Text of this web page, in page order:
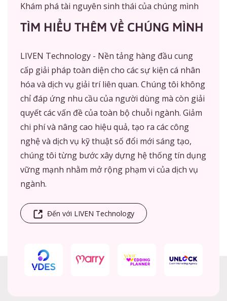
Khám phá tài nguyên sinh thái của chúng mình
TÌM HIỂU THÊM VỀ CHÚNG MÌNH
LIVEN Technology - Nền tảng hàng đầu cung
cấp giải pháp toàn diện cho các sự kiện cá nhân
hóa và dịch vụ giải trí liên quan. Chúng tôi không
chỉ đáp ứng nhu cầu của người dùng mà còn giải
quyết các vấn đề của toàn bộ chuỗi ngành. Giảm
chi phí và nâng cao hiệu quả, tạo ra các công
nghệ và dịch vụ kỹ thuật số đổi mới sáng tạo,
chúng tôi từng bước xây dựng hệ thống tín dụng
vững mạnh nhằm mở rộng phạm vi của dịch vụ
ngành.
Đến với LIVEN Technology